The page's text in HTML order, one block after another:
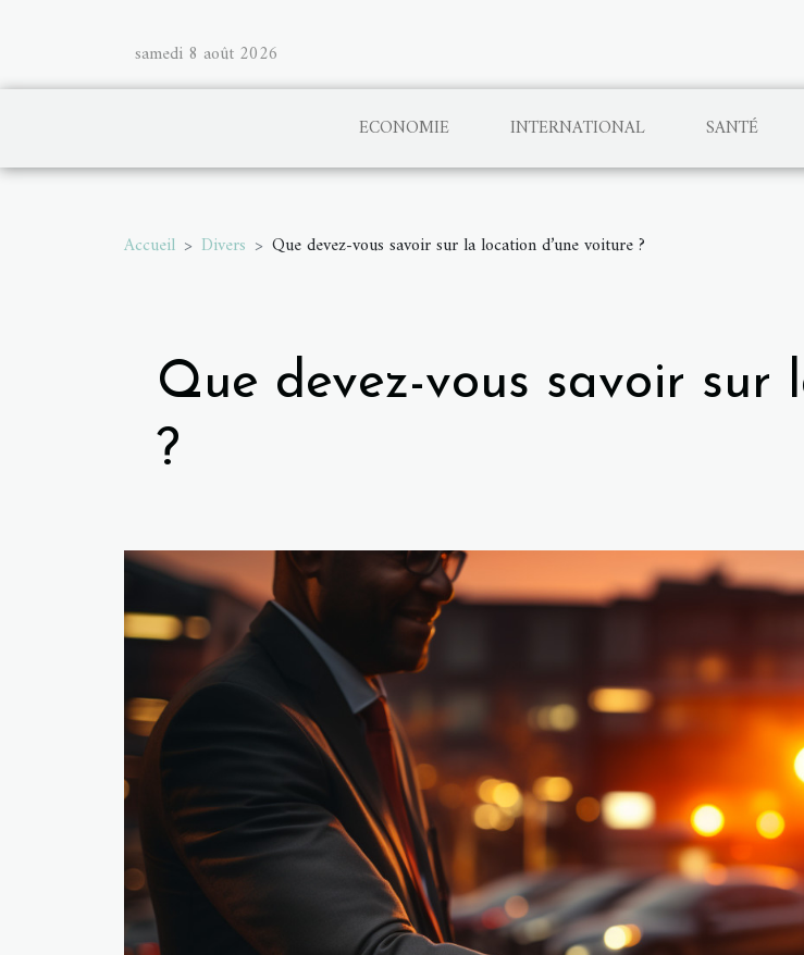
samedi 8 août 2026
ECONOMIE INTERNATIONAL SANTÉ
Accueil Divers Que devez-vous savoir sur la location d’une voiture ?
Que devez-vous savoir sur
?